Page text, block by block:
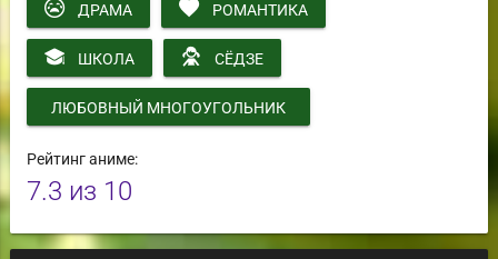
ДРАМА РОМАНТИКА
ШКОЛА СЁДЗЕ
ЛЮБОВНЫЙ МНОГОУГОЛЬНИК
Рейтинг аниме:
7.3 из 10